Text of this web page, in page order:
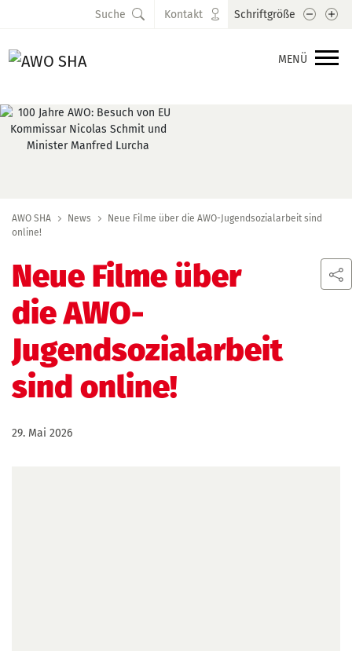
MENÜ
Suche Kontakt Schriftgröße Schrift
AWO SHA News
Neue Filme über die AWO-Jugendsozialarbeit sind
online!
Neue Filme über
die AWO-
Jugendsozialarbeit
sind online!
29. Mai 2026